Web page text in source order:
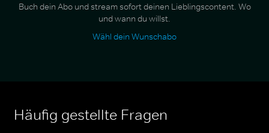
Buch dein Abo und stream sofort deinen Lieblingscontent. Wo
und wann du willst.
Wähl dein Wunschabo
Häufig gestellte Fragen